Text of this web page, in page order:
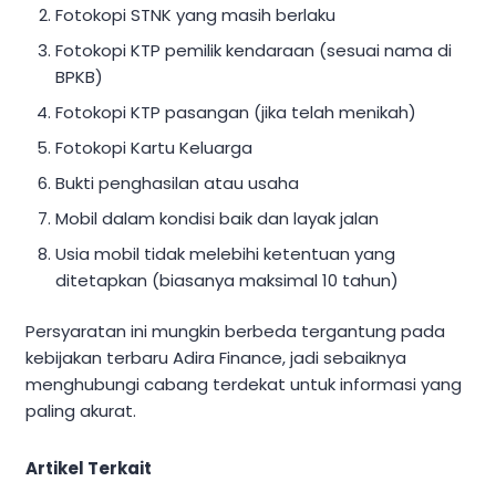
Fotokopi STNK yang masih berlaku
Fotokopi KTP pemilik kendaraan (sesuai nama di
BPKB)
Fotokopi KTP pasangan (jika telah menikah)
Fotokopi Kartu Keluarga
Bukti penghasilan atau usaha
Mobil dalam kondisi baik dan layak jalan
Usia mobil tidak melebihi ketentuan yang
ditetapkan (biasanya maksimal 10 tahun)
Persyaratan ini mungkin berbeda tergantung pada
kebijakan terbaru Adira Finance, jadi sebaiknya
menghubungi cabang terdekat untuk informasi yang
paling akurat.
Artikel Terkait